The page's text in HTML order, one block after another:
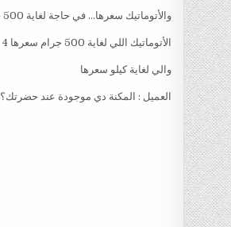
والأتوماتيك سعرها… في حاجة لغاية 500 جرام وفي حاجة لغاية كيلو
الأتوماتيك اللي لغاية 500 جرام سعرها 4
والي لغاية كيلو سعرها
العميل : المكنة دي موجودة عند حضرتك؟